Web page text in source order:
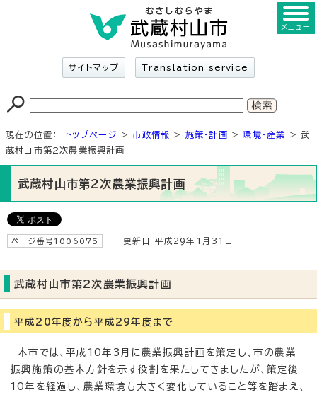
サイトマップ Translation service
メニュー
現在の位置： トップページ >市政情報 > 施策・計画 >環境・産業
> 武
蔵村山市第2次農業振興計画
武蔵村山市第2次農業振興計画
ページ番号1006075 更新日 平成29年1月31日
武蔵村山市第2次農業振興計画
平成20年度から平成29年度まで
本市では、平成10年3月に農業振興計画を策定し、市の農業
振興施策の基本方針を示す役割を果たしてきましたが、策定後
10年を経過し、農業環境も大きく変化していること等を踏まえ、